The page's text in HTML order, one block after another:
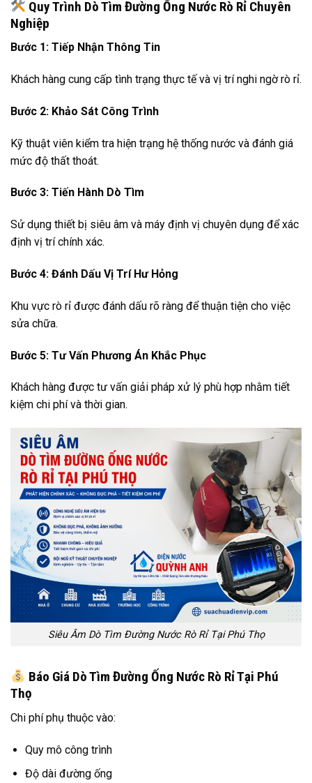
Quy Trình Dò Tìm Đường Ống Nước Rò Rỉ Chuyên
Nghiệp
Bước 1: Tiếp Nhận Thông Tin
Khách hàng cung cấp tình trạng thực tế và vị trí nghi ngờ rò rỉ.
Bước 2: Khảo Sát Công Trình
Kỹ thuật viên kiểm tra hiện trạng hệ thống nước và đánh giá
mức độ thất thoát.
Bước 3: Tiến Hành Dò Tìm
Sử dụng thiết bị siêu âm và máy định vị chuyên dụng để xác
định vị trí chính xác.
Bước 4: Đánh Dấu Vị Trí Hư Hỏng
Khu vực rò rỉ được đánh dấu rõ ràng để thuận tiện cho việc
sửa chữa.
Bước 5: Tư Vấn Phương Án Khắc Phục
Khách hàng được tư vấn giải pháp xử lý phù hợp nhằm tiết
kiệm chi phí và thời gian.
Siêu Âm Dò Tìm Đường Nước Rò Rỉ Tại Phú Thọ
Báo Giá Dò Tìm Đường Ống Nước Rò Rỉ Tại Phú
Thọ
Chi phí phụ thuộc vào:
Quy mô công trình
Độ dài đường ống